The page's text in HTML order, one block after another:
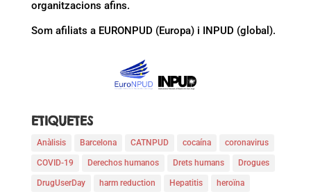
organitzacions afins.
Som afiliats a EURONPUD (Europa) i INPUD (global).
ETIQUETES
Anàlisis Barcelona CATNPUD cocaína coronavirus
COVID-19 Derechos humanos Drets humans Drogues
DrugUserDay harm reduction Hepatitis heroïna